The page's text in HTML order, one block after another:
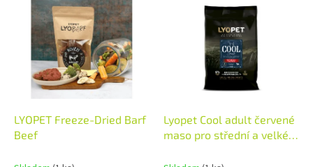
Nejdražší
Nejprodávanější
Abecedně
LYOPET Freeze-Dried Barf
Beef
Lyopet Cool adult červené
maso pro střední a velké